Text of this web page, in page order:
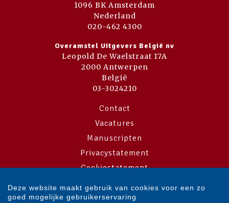
1096 BK Amsterdam
Nederland
020-462 4300
Overamstel Uitgevers België nv
Leopold De Waelstraat 17A
2000 Antwerpen
België
03-3024210
Contact
Vacatures
Manuscripten
Privacystatement
Cookiestatement
Cookie-instellingen
Deze website maakt gebruik van cookies voor een zo
goed mogelijke gebruikerservaring